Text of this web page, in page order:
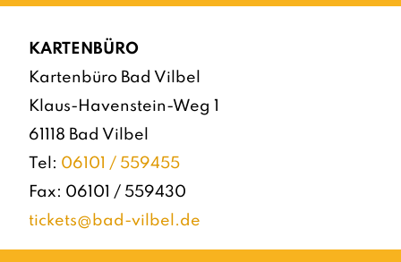
KARTENBÜRO
Kartenbüro Bad Vilbel
Klaus-Havenstein-Weg 1
61118 Bad Vilbel
Tel: 06101 / 559455
Fax: 06101 / 559430
tickets@bad-vilbel.de